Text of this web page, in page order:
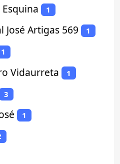
1
José Artigas 569 1
1
Vidaurreta 1
3
1